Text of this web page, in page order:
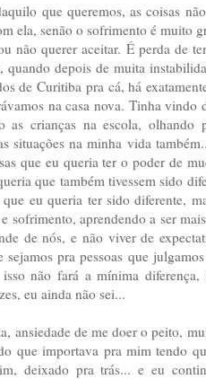
que queremos, as coisas
ela, senão o sofrimento é muito
não querer aceitar. É perda de
depois de muita
de Curitiba pra cá, há
na casa nova. Tinha vindo
as crianças na escola, olhando
situações na minha vida
que eu queria ter o poder de
que também tivessem sido
eu queria ter sido diferente,
sofrimento, aprendendo a ser
de nós, e não viver de
pra pessoas que
não fará a mínima diferença,
eu ainda não sei...
ansiedade de me doer o peito,
que importava pra mim tendo
deixado pra trás... e eu